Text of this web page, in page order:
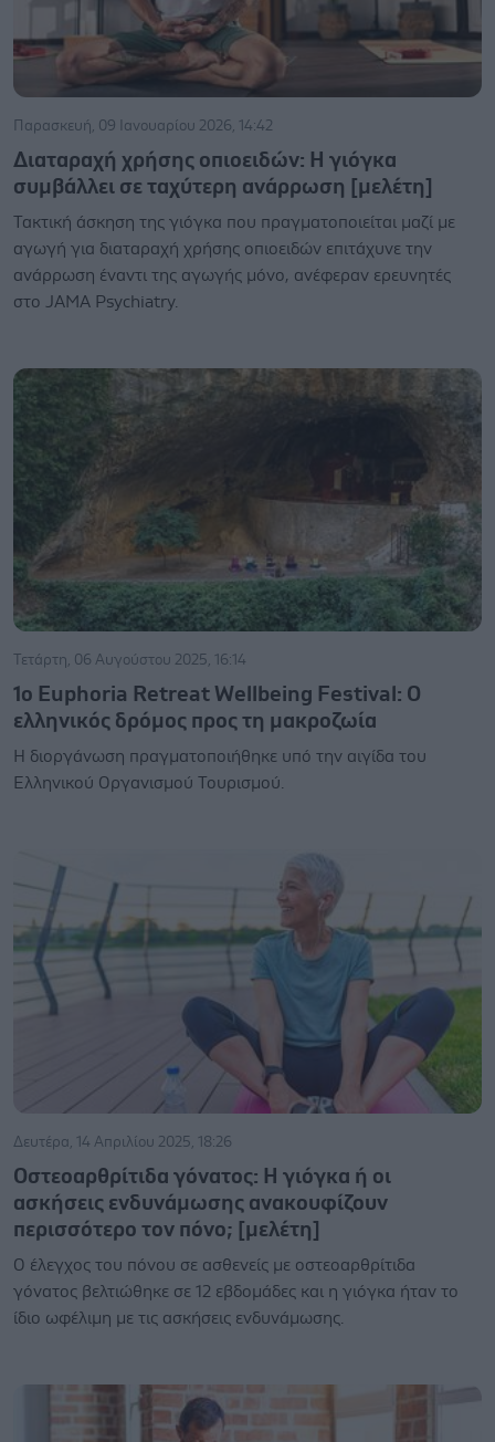
Παρασκευή, 09 Ιανουαρίου 2026, 14:42
Διαταραχή χρήσης οπιοειδών: Η γιόγκα
συμβάλλει σε ταχύτερη ανάρρωση [μελέτη]
Τακτική άσκηση της γιόγκα που πραγματοποιείται μαζί με
αγωγή για διαταραχή χρήσης οπιοειδών επιτάχυνε την
ανάρρωση έναντι της αγωγής μόνο, ανέφεραν ερευνητές
στο JAMA Psychiatry.
Τετάρτη, 06 Αυγούστου 2025, 16:14
1ο Euphoria Retreat Wellbeing Festival: Ο
ελληνικός δρόμος προς τη μακροζωία
Η διοργάνωση πραγματοποιήθηκε υπό την αιγίδα του
Ελληνικού Οργανισμού Τουρισμού.
Δευτέρα, 14 Απριλίου 2025, 18:26
Οστεοαρθρίτιδα γόνατος: Η γιόγκα ή οι
ασκήσεις ενδυνάμωσης ανακουφίζουν
περισσότερο τον πόνο; [μελέτη]
Ο έλεγχος του πόνου σε ασθενείς με οστεοαρθρίτιδα
γόνατος βελτιώθηκε σε 12 εβδομάδες και η γιόγκα ήταν το
ίδιο ωφέλιμη με τις ασκήσεις ενδυνάμωσης.